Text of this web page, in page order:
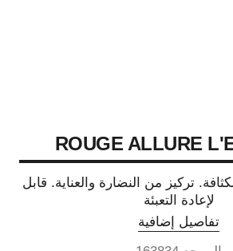
ROUGE ALLURE
تركيز من النضارة والعناية. قابل
لإعادة التعبئة
تفاصيل إضافية